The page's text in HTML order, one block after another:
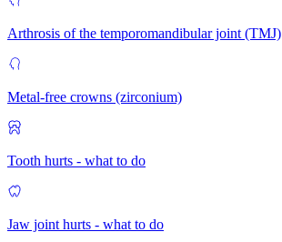
Arthrosis of the temporomandibular joint (TMJ)
Metal-free crowns (zirconium)
Tooth hurts - what to do
Jaw joint hurts - what to do